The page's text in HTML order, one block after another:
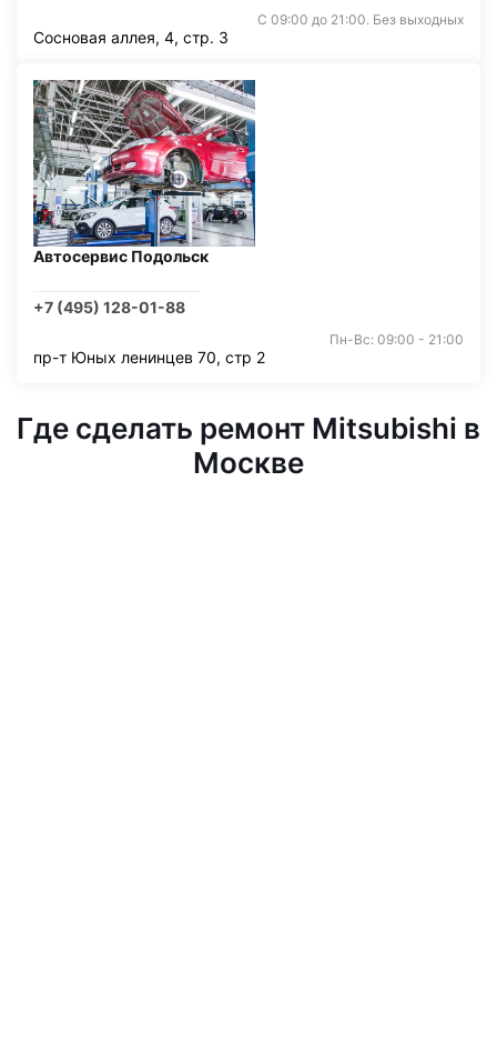
С 09:00 до 21:00. Без выходных
Сосновая аллея, 4, стр. 3
Автосервис Подольск
+7 (495) 128-01-88
Пн-Вс: 09:00 - 21:00
пр-т Юных ленинцев 70, стр 2
Где сделать ремонт Mitsubishi в
Москве